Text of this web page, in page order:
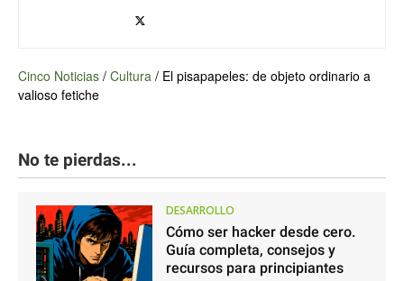
Cinco Noticias / Cultura / El pisapapeles: de objeto ordinario a
valioso fetiche
No te pierdas...
DESARROLLO
Cómo ser hacker desde cero.
Guía completa, consejos y
recursos para principiantes